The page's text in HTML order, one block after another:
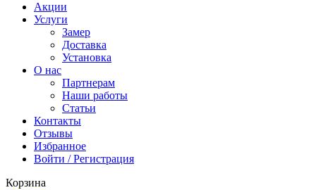
Акции
Услуги
Замер
Доставка
Установка
О нас
Партнерам
Наши работы
Статьи
Контакты
Отзывы
Избранное
Войти / Регистрация
Корзина